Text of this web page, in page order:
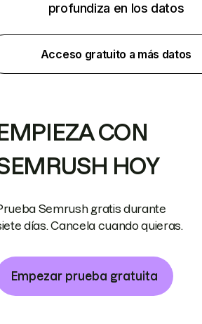
profundiza en los datos
Acceso gratuito a más datos
EMPIEZA CON
HOY
Semrush gratis durante
días. Cancela cuando quieras.
Empezar prueba gratuita